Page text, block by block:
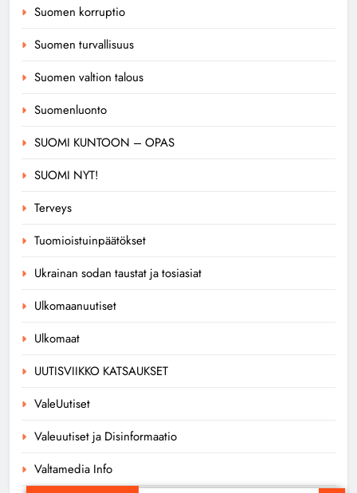
Suomen korruptio
Suomen turvallisuus
Suomen valtion talous
Suomenluonto
SUOMI KUNTOON – OPAS
SUOMI NYT!
Terveys
Tuomioistuinpäätökset
Ukrainan sodan taustat ja tosiasiat
Ulkomaanuutiset
Ulkomaat
UUTISVIIKKO KATSAUKSET
ValeUutiset
Valeuutiset ja Disinformaatio
Valtamedia Info